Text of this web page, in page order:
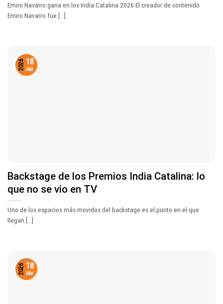
Emiro Navarro gana en los India Catalina 2026 El creador de contenido
Emiro Navarro fue [...]
Backstage de los Premios India Catalina: lo
que no se vio en TV
Uno de los espacios más movidos del backstage es el punto en el que
llegan [...]
18
Abr
2026
18
Abr
2026